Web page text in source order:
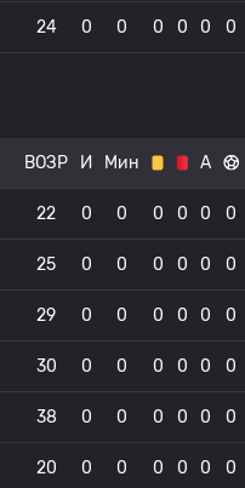
24 0 0 0 0 0 0
ВОЗР И Мин А
22 0 0 0 0 0 0
25 0 0 0 0 0 0
29 0 0 0 0 0 0
30 0 0 0 0 0 0
38 0 0 0 0 0 0
20 0 0 0 0 0 0